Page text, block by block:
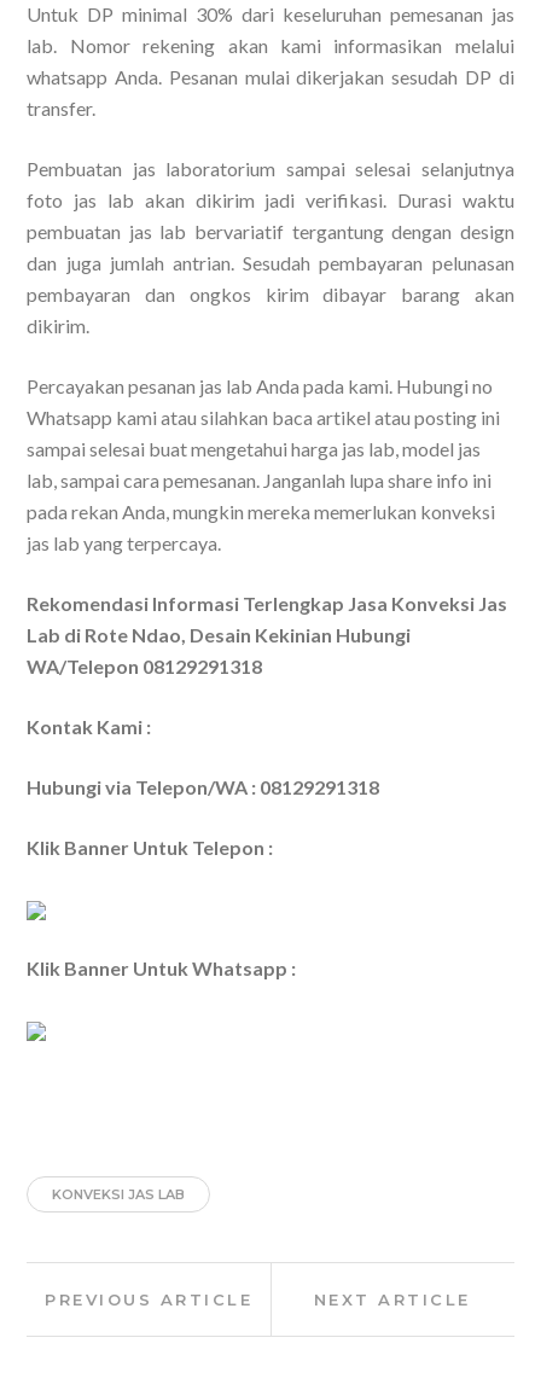
Untuk DP minimal 30% dari keseluruhan pemesanan jas
lab. Nomor rekening akan kami informasikan melalui
whatsapp Anda. Pesanan mulai dikerjakan sesudah DP di
transfer.
Pembuatan jas laboratorium sampai selesai selanjutnya
foto jas lab akan dikirim jadi verifikasi. Durasi waktu
pembuatan jas lab bervariatif tergantung dengan design
dan juga jumlah antrian. Sesudah pembayaran pelunasan
pembayaran dan ongkos kirim dibayar barang akan
dikirim.
Percayakan pesanan jas lab Anda pada kami. Hubungi no
Whatsapp kami atau silahkan baca artikel atau posting ini
sampai selesai buat mengetahui harga jas lab, model jas
lab, sampai cara pemesanan. Janganlah lupa share info ini
pada rekan Anda, mungkin mereka memerlukan konveksi
jas lab yang terpercaya.
Rekomendasi Informasi Terlengkap Jasa Konveksi Jas
Lab di Rote Ndao, Desain Kekinian Hubungi
WA/Telepon 08129291318
Kontak Kami :
Hubungi via Telepon/WA : 08129291318
Klik Banner Untuk Telepon :
Klik Banner Untuk Whatsapp :
KONVEKSI JAS LAB
navigation
PREVIOUS ARTICLE NEXT ARTICLE